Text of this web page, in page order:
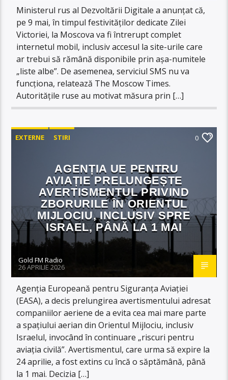
Ministerul rus al Dezvoltării Digitale a anunțat că,
pe 9 mai, în timpul festivităților dedicate Zilei
Victoriei, la Moscova va fi întrerupt complet
internetul mobil, inclusiv accesul la site-urile care
ar trebui să rămână disponibile prin așa-numitele
„liste albe”. De asemenea, serviciul SMS nu va
funcționa, relatează The Moscow Times.
Autoritățile ruse au motivat măsura prin […]
EXTERNE STIRI 0
AGENȚIA UE PENTRU
AVIAȚIE PRELUNGEȘTE
AVERTISMENTUL PRIVIND
ZBORURILE ÎN ORIENTUL
MIJLOCIU, INCLUSIV SPRE
ISRAEL, PÂNĂ LA 1 MAI
Gold FM Radio
26 APRILIE 2026
Agenția Europeană pentru Siguranța Aviației
(EASA), a decis prelungirea avertismentului adresat
companiilor aeriene de a evita cea mai mare parte
a spațiului aerian din Orientul Mijlociu, inclusiv
Israelul, invocând în continuare „riscuri pentru
aviația civilă”. Avertismentul, care urma să expire la
24 aprilie, a fost extins cu încă o săptămână, până
la 1 mai. Decizia […]